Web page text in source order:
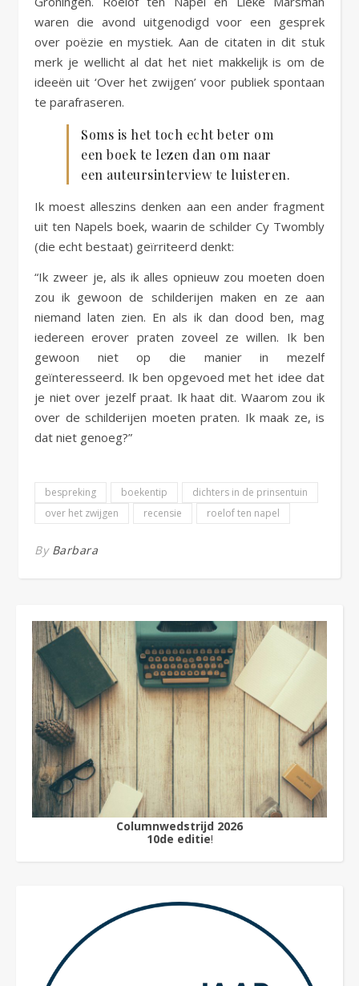
waren die avond uitgenodigd voor een gesprek
over poëzie en mystiek. Aan de citaten in dit stuk
merk je wellicht al dat het niet makkelijk is om de
ideeën uit ‘Over het zwijgen’ voor publiek spontaan
te parafraseren.
Soms is het toch echt beter om
een boek te lezen dan om naar
een auteursinterview te luisteren.
Ik moest alleszins denken aan een ander fragment
uit ten Napels boek, waarin de schilder Cy Twombly
(die echt bestaat) geïrriteerd denkt:
“Ik zweer je, als ik alles opnieuw zou moeten doen
zou ik gewoon de schilderijen maken en ze aan
niemand laten zien. En als ik dan dood ben, mag
iedereen erover praten zoveel ze willen. Ik ben
gewoon niet op die manier in mezelf
geïnteresseerd. Ik ben opgevoed met het idee dat
je niet over jezelf praat. Ik haat dit. Waarom zou ik
over de schilderijen moeten praten. Ik maak ze, is
dat niet genoeg?”
bespreking boekentip
dichters in de prinsentuin
over het zwijgen
recensie roelof ten napel
By Barbara
Columnwedstrijd 2026
10de editie!